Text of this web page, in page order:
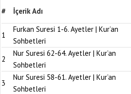
# İçerik Adı
1
Furkan Suresi 1-6. Ayetler | Kur’an
Sohbetleri
2
Nur Suresi 62-64. Ayetler | Kur’an
Sohbetleri
3
Nur Suresi 58-61. Ayetler | Kur’an
Sohbetleri